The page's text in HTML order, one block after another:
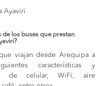
Ayaviri
de los buses que prestan
viajan desde Arequipa a
características y
de celular, WiFi, aire